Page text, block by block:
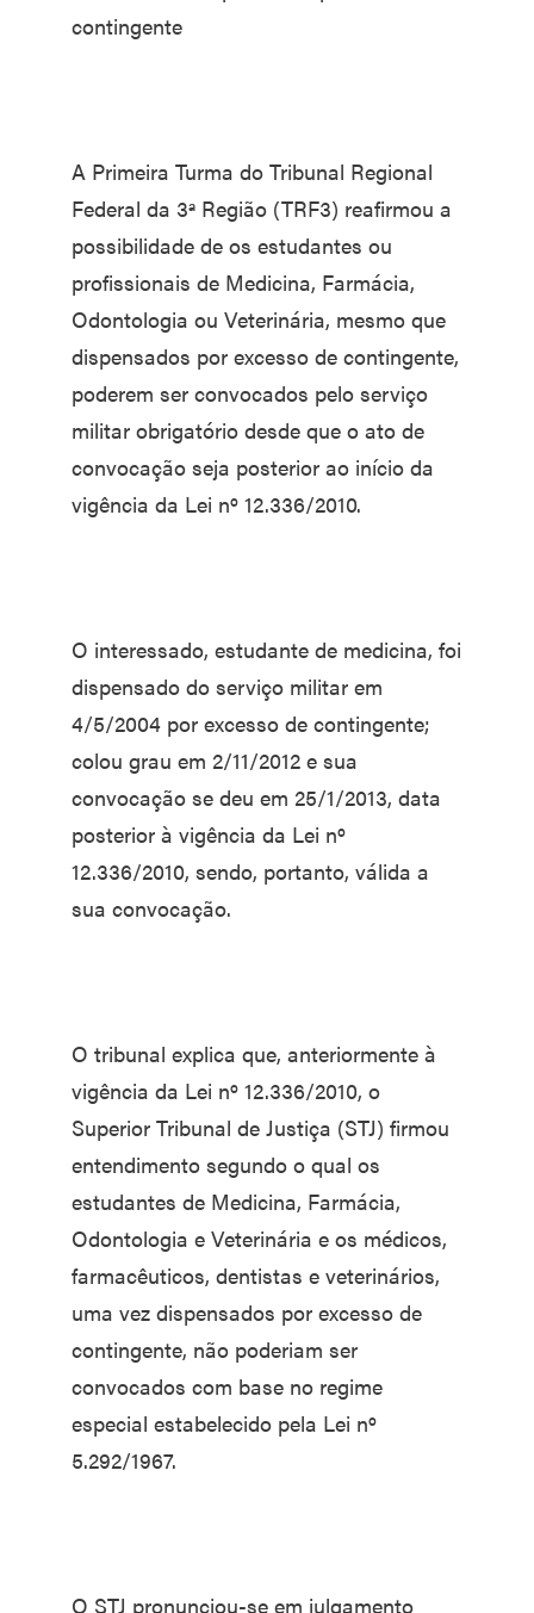
contingente
A Primeira Turma do Tribunal Regional
Federal da 3ª Região (TRF3) reafirmou a
possibilidade de os estudantes ou
profissionais de Medicina, Farmácia,
Odontologia ou Veterinária, mesmo que
dispensados por excesso de contingente,
poderem ser convocados pelo serviço
militar obrigatório desde que o ato de
convocação seja posterior ao início da
vigência da Lei nº 12.336/2010.
O interessado, estudante de medicina, foi
dispensado do serviço militar em
4/5/2004 por excesso de contingente;
colou grau em 2/11/2012 e sua
convocação se deu em 25/1/2013, data
posterior à vigência da Lei nº
12.336/2010, sendo, portanto, válida a
sua convocação.
O tribunal explica que, anteriormente à
vigência da Lei nº 12.336/2010, o
Superior Tribunal de Justiça (STJ) firmou
entendimento segundo o qual os
estudantes de Medicina, Farmácia,
Odontologia e Veterinária e os médicos,
farmacêuticos, dentistas e veterinários,
uma vez dispensados por excesso de
contingente, não poderiam ser
convocados com base no regime
especial estabelecido pela Lei nº
5.292/1967.
O STJ pronunciou-se em julgamento